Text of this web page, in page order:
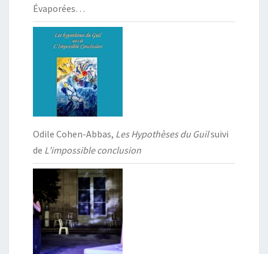
Évaporées…
Odile Cohen-Abbas, Les Hypothèses du Guilsuivi
de L’impossible conclusion